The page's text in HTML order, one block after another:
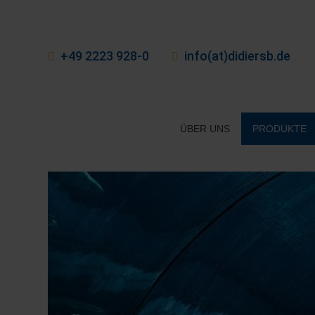
+49 2223 928-0 info(at)didiersb.de
ÜBER UNS PRODUKTE